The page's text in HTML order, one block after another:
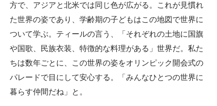
方で、アジアと北米では同じ色が広がる。これが見慣れ
た世界の姿であり、学齢期の子どもはこの地図で世界に
ついて学ぶ。ティールの言う、「それぞれの土地に国旗
や国歌、民族衣装、特徴的な料理がある」世界だ。私た
ちは数年ごとに、この世界の姿をオリンピック開会式の
パレードで目にして安心する。「みんなひとつの世界に
暮らす仲間だね」と。